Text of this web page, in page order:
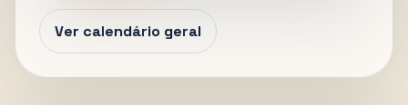
Ver calendário geral